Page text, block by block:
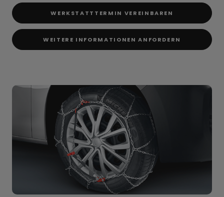
WERKSTATTTERMIN VEREINBAREN
WEITERE INFORMATIONEN ANFORDERN